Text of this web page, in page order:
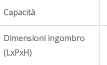
Capacità
Dimensioni ingombro
(LxPxH)